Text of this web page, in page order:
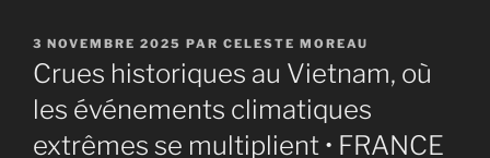
PUBLIÉ
LE
3 NOVEMBRE 2025 PAR CELESTE MOREAU
Crues historiques au Vietnam, où
les événements climatiques
extrêmes se multiplient • FRANCE